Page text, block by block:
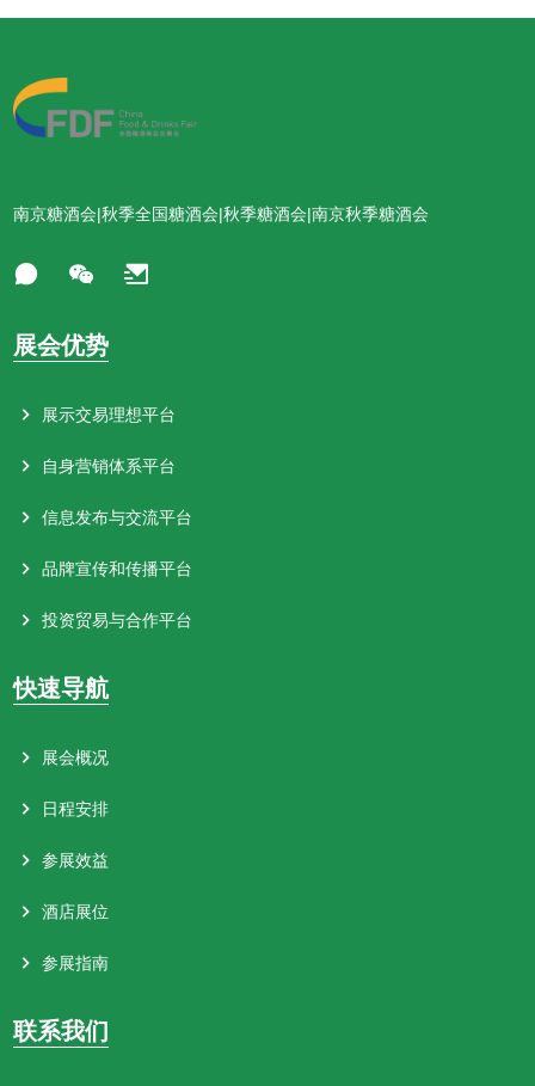
南京糖酒会|秋季全国糖酒会|秋季糖酒会|南京秋季糖酒会
展会优势
展示交易理想平台
自身营销体系平台
信息发布与交流平台
品牌宣传和传播平台
投资贸易与合作平台
快速导航
展会概况
日程安排
参展效益
酒店展位
参展指南
联系我们